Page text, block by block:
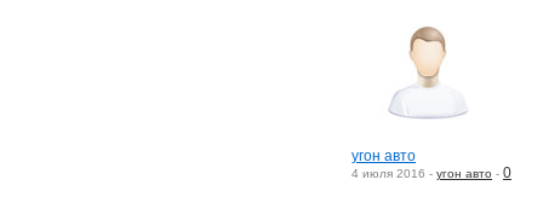
угон авто
4 июля 2016 - угон авто - 0